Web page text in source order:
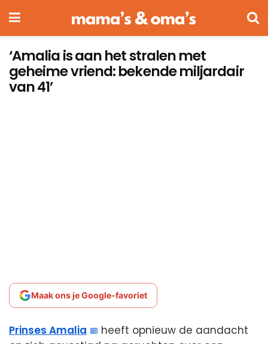
‘Amalia is aan het stralen met
geheime vriend: bekende miljardair
van 41’
Maak ons je Google-favoriet
Prinses Amalia
heeft opnieuw de aandacht